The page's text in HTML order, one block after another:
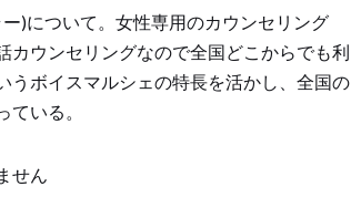
)について。女性専用のカウンセリング
カウンセリングなので全国どこからでも利
うボイスマルシェの特長を活かし、全国の
いる。
せん